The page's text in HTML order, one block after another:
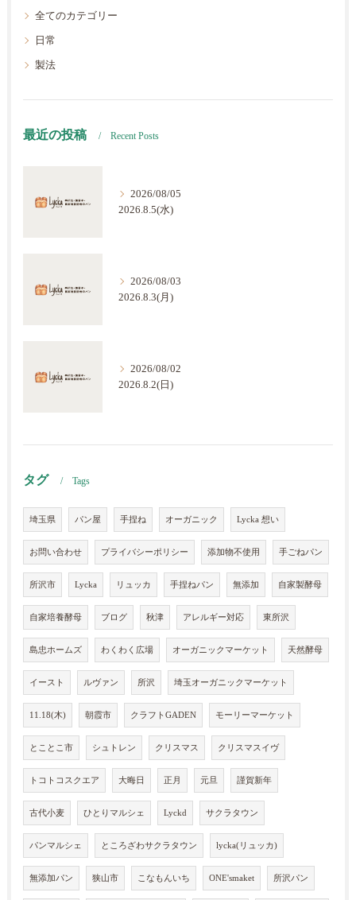
全てのカテゴリー
日常
製法
最近の投稿 Recent Posts
2026/08/05
2026.8.5(水)
2026/08/03
2026.8.3(月)
2026/08/02
2026.8.2(日)
タグ Tags
埼玉県 パン屋 手捏ね オーガニック Lycka 想い
お問い合わせ プライバシーポリシー 添加物不使用 手ごねパン
所沢市 Lycka リュッカ 手捏ねパン 無添加 自家製酵母
自家培養酵母 ブログ 秋津 アレルギー対応 東所沢
島忠ホームズ わくわく広場 オーガニックマーケット 天然酵母
イースト ルヴァン 所沢 埼玉オーガニックマーケット
11.18(木) 朝霞市 クラフトGADEN モーリーマーケット
とことこ市 シュトレン クリスマス クリスマスイヴ
トコトコスクエア 大晦日 正月 元旦 謹賀新年
古代小麦 ひとりマルシェ Lyckd サクラタウン
パンマルシェ ところざわサクラタウン lycka(リュッカ)
無添加パン 狭山市 こなもんいち ONE'smaket 所沢パン